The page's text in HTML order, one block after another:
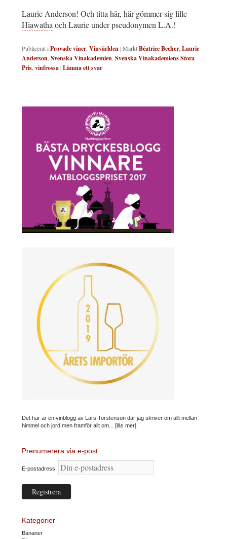
Laurie Anderson! Och titta här, här gömmer sig lille
Hiawatha och Laurie under pseudonymen L.A.!
Publicerat i Provade viner Vinvärlden|MärktBéatrice Becher Laurie
Anderson Svenska Vinakademien Svenska Vinakademiens Stora
Pris vinfrossa|Lämna ett svar
Det här är en vinblogg av Lars Torstenson där jag skriver om allt mellan
himmel och jord men framför allt om... [läs mer]
Prenumerera via e-post
E-postadress:
Kategorier
Bananer